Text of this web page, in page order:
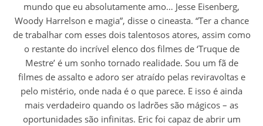
mundo que eu absolutamente amo… Jesse Eisenberg,
Woody Harrelson e magia”, disse o cineasta. “Ter a chance
de trabalhar com esses dois talentosos atores, assim como
o restante do incrível elenco dos filmes de ‘Truque de
Mestre’ é um sonho tornado realidade. Sou um fã de
filmes de assalto e adoro ser atraído pelas reviravoltas e
pelo mistério, onde nada é o que parece. E isso é ainda
mais verdadeiro quando os ladrões são mágicos – as
oportunidades são infinitas. Eric foi capaz de abrir um